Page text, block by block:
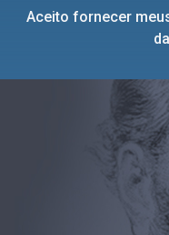
Aceito fornecer